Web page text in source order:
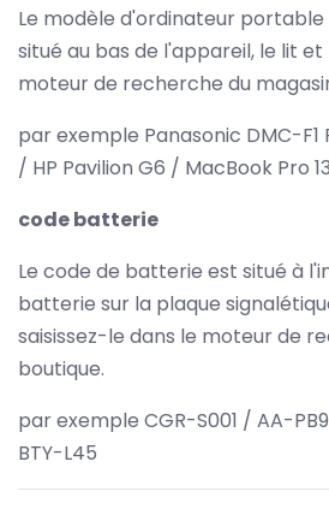
Le modèle d'ordinateur
situé au bas de l'appareil, le lit et
moteur de recherche du
par exemple Panasonic DMC-F1
/ HP Pavilion G6 / MacBook Pro
code batterie
Le code de batterie est situé à
batterie sur la plaque
saisissez-le dans le moteur de
boutique.
par exemple CGR-S001 / AA-
BTY-L45